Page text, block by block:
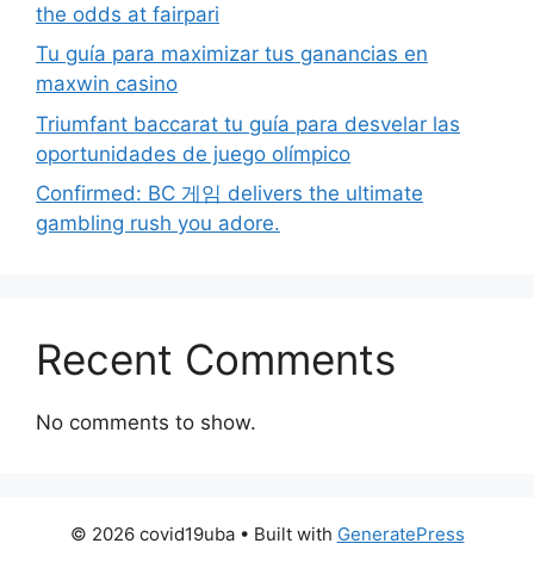
the odds at fairpari
Tu guía para maximizar tus ganancias en
maxwin casino
Triumfant baccarat tu guía para desvelar las
oportunidades de juego olímpico
Confirmed: BC 게임 delivers the ultimate
gambling rush you adore.
Recent Comments
No comments to show.
© 2026 covid19uba• Built with GeneratePress